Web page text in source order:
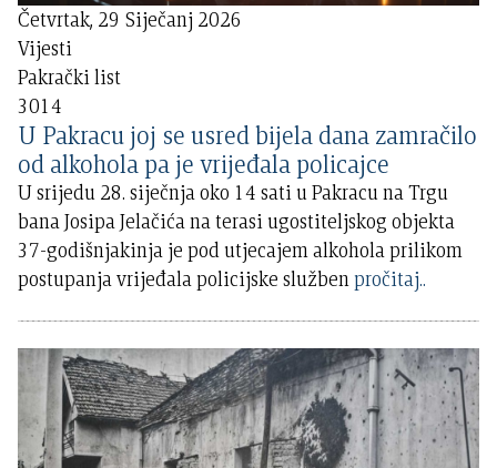
Četvrtak, 29 Siječanj 2026
Vijesti
Pakrački list
3014
U Pakracu joj se usred bijela dana zamračilo
od alkohola pa je vrijeđala policajce
U srijedu 28. siječnja oko 14 sati u Pakracu na Trgu
bana Josipa Jelačića na terasi ugostiteljskog objekta
37-godišnjakinja je pod utjecajem alkohola prilikom
postupanja vrijeđala policijske službenpročitaj..